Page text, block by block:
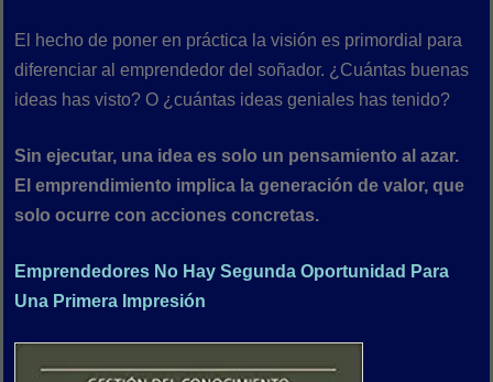
El hecho de poner en práctica la visión es primordial para
diferenciar al emprendedor del soñador. ¿Cuántas buenas
ideas has visto? O ¿cuántas ideas geniales has tenido?
Sin ejecutar, una idea es solo un pensamiento al azar.
El emprendimiento implica la generación de valor, que
solo ocurre con acciones concretas.
Emprendedores No Hay Segunda Oportunidad Para
Una Primera Impresión